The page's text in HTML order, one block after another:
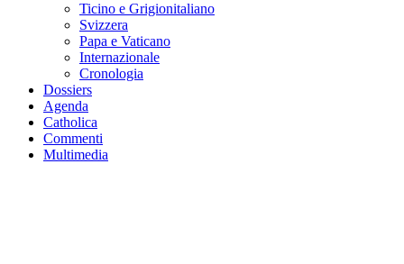
Ticino e Grigionitaliano
Svizzera
Papa e Vaticano
Internazionale
Cronologia
Dossiers
Agenda
Catholica
Commenti
Multimedia